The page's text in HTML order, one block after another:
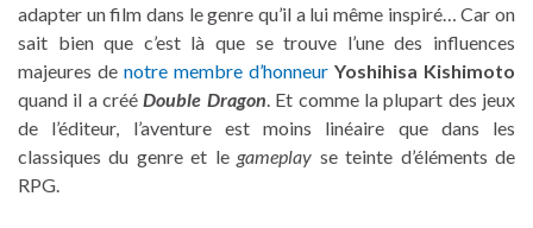
adapter un film dans le genre qu’il a lui même inspiré… Car on
sait bien que c’est là que se trouve l’une des influences
majeures de notre membre d’honneur Yoshihisa Kishimoto
quand il a crééDouble Dragon. Et comme la plupart des jeux
de l’éditeur, l’aventure est moins linéaire que dans les
classiques du genre et le gameplay se teinte d’éléments de
RPG.